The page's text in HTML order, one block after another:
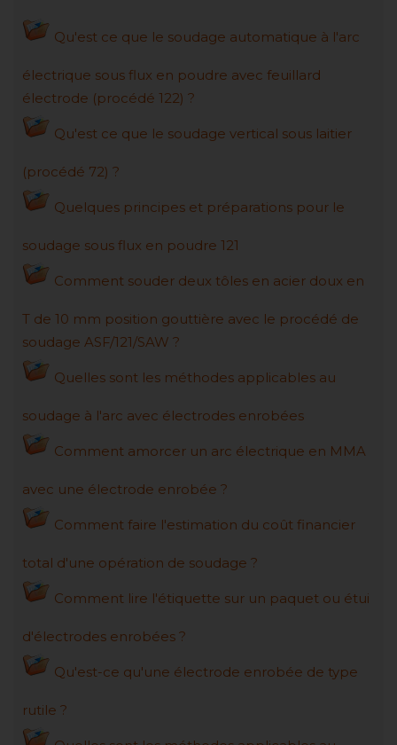
Qu'est ce que le soudage automatique à l'arc
électrique sous flux en poudre avec feuillard
électrode (procédé 122) ?
Qu'est ce que le soudage vertical sous laitier
(procédé 72) ?
Quelques principes et préparations pour le
soudage sous flux en poudre 121
Comment souder deux tôles en acier doux en
T de 10 mm position gouttière avec le procédé de
soudage ASF/121/SAW ?
Quelles sont les méthodes applicables au
soudage à l'arc avec électrodes enrobées
Comment amorcer un arc électrique en MMA
avec une électrode enrobée ?
Comment faire l'estimation du coût financier
total d'une opération de soudage ?
Comment lire l'étiquette sur un paquet ou étui
d'électrodes enrobées ?
Qu'est-ce qu'une électrode enrobée de type
rutile ?